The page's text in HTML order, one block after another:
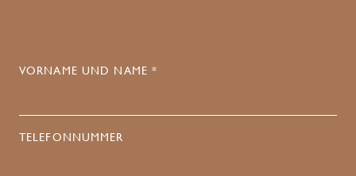
VORNAME UND NAME *
TELEFONNUMMER